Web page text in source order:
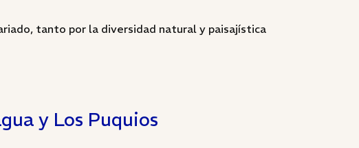
tanto por la diversidad natural y paisajística
y Los Puquios